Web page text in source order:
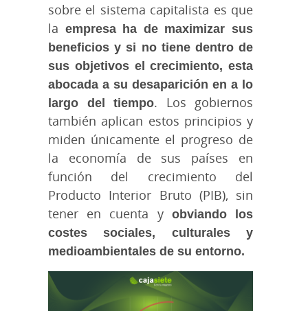
sobre el sistema capitalista es que
la empresa ha de maximizar sus
beneficios y si no tiene dentro de
sus objetivos el crecimiento, esta
abocada a su desaparición en a lo
largo del tiempo. Los gobiernos
también aplican estos principios y
miden únicamente el progreso de
la economía de sus países en
función del crecimiento del
Producto Interior Bruto (PIB), sin
tener en cuenta y obviando los
costes sociales, culturales y
medioambientales de su entorno.